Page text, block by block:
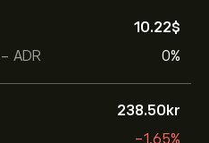
- ADR
10.22‎$‎
0%
238.50‎kr‎
-1.65%